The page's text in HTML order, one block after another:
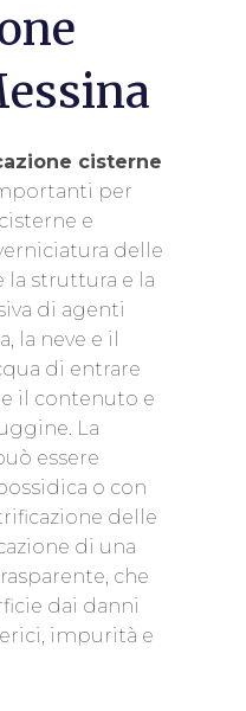
cisterne
per
e
delle
la struttura e la
di agenti
la neve e il
di entrare
il contenuto e
La
essere
o con
delle
di una
che
dai danni
impurità e